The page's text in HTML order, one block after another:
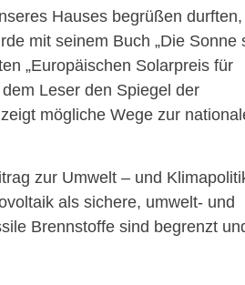
Hauses begrüßen
mit seinem Buch „Die Sonne
„Europäischen Solarpreis für
Leser den Spiegel der
mögliche Wege zur
zur Umwelt – und
als sichere, umwelt- und
Brennstoffe sind begrenzt